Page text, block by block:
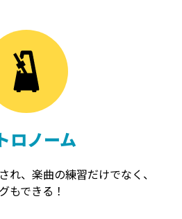
ロノーム
れ、楽曲の練習だけでなく、
もできる！